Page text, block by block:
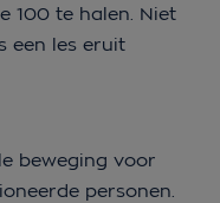
100 te halen. Niet
een les eruit
beweging voor
personen.